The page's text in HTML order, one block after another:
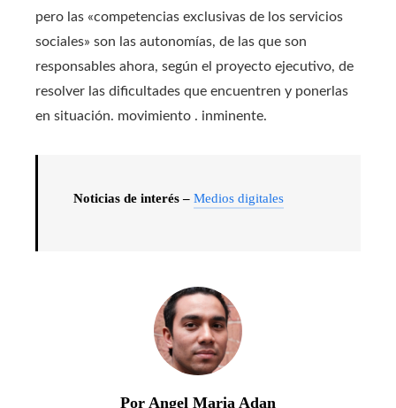
pero las «competencias exclusivas de los servicios
sociales» son las autonomías, de las que son
responsables ahora, según el proyecto ejecutivo, de
resolver las dificultades que encuentren y ponerlas
en situación. movimiento . inminente.
Noticias de interés – Medios digitales
Por Angel Maria Adan